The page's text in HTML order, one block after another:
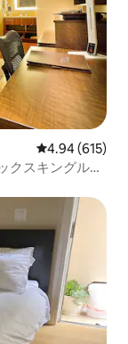
レビュー615
4.94 (615)
クスキングルー